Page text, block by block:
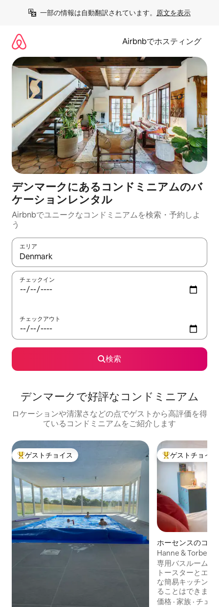
一部の情報は自動翻訳されています。 原文を表示
Airbnbでホスティング
デンマークにあるコンドミニアムのバ
ケーションレンタル
Airbnbでユニークなコンドミニアムを検索・予約しよ
う
エリア
検索結果が表示されたら、上下の矢印キーを使って移動するか
チェックイン
チェックアウト
検索
デンマークで好評なコンドミニアム
ロケーションや清潔さなどの点でゲストから高評価を得
ているコンドミニアムをご紹介します
大好評のゲストチョイスです。
ゲストチョイス 大好評のゲスト
ゲストチョイス
ホーセンスのコン
ム
Hanne & Torbens
専用バスルームと
トースターとエ
な簡易キッチンで
ることはできません。 コーヒー
無料でご利用いただ
価格 ·家族 ·チェ